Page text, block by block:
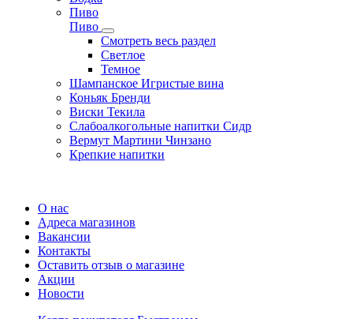
Пиво
Пиво
Смотреть весь раздел
Cветлое
Темное
Шампанское Игристые вина
Коньяк Бренди
Виски Текила
Слабоалкогольные напитки Сидр
Вермут Мартини Чинзано
Крепкие напитки
О нас
Адреса магазинов
Вакансии
Контакты
Оставить отзыв о магазине
Акции
Новости